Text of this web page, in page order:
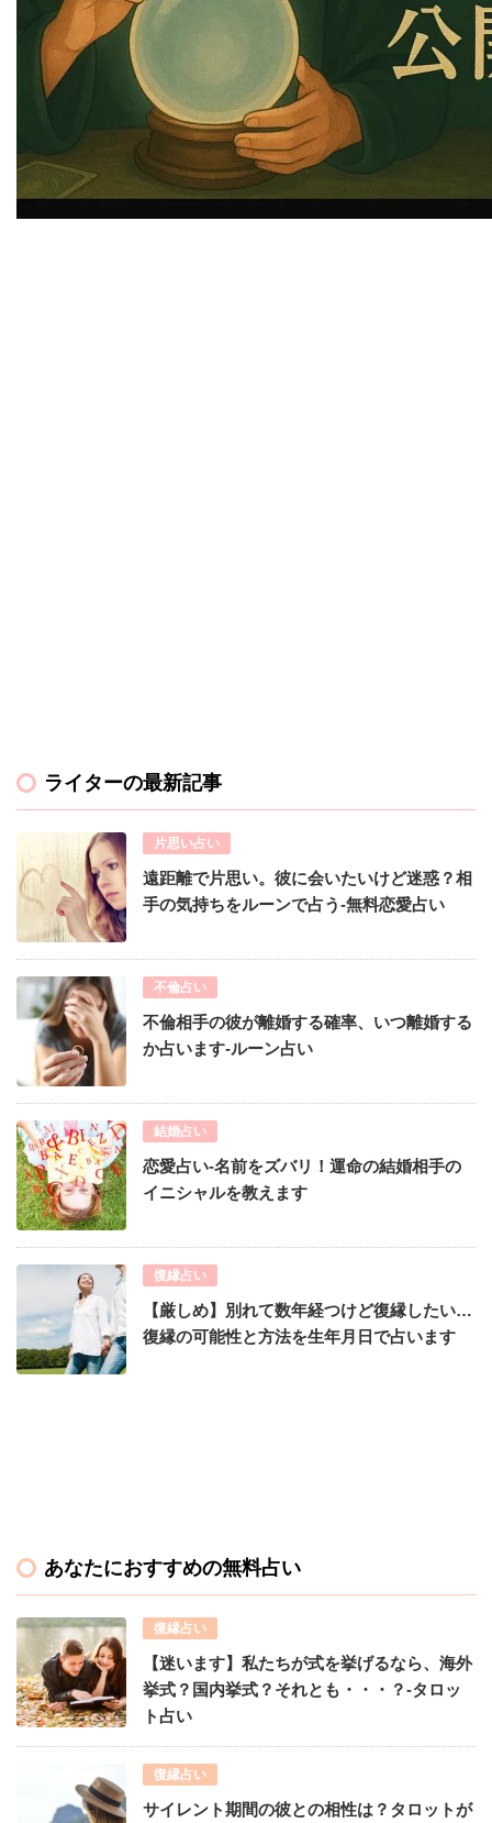
ライターの最新記事
片思い占い
遠距離で片思い。彼に会いたいけど迷惑？相
手の気持ちをルーンで占う-無料恋愛占い
不倫占い
不倫相手の彼が離婚する確率、いつ離婚する
か占います-ルーン占い
結婚占い
恋愛占い-名前をズバリ！運命の結婚相手の
イニシャルを教えます
復縁占い
【厳しめ】別れて数年経つけど復縁したい…
復縁の可能性と方法を生年月日で占います
あなたにおすすめの無料占い
復縁占い
【迷います】私たちが式を挙げるなら、海外
挙式？国内挙式？それとも・・・？-タロッ
ト占い
復縁占い
サイレント期間の彼との相性は？タロットが